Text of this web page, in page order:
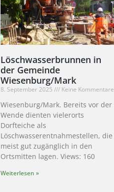
Löschwasserbrunnen in
der Gemeinde
Wiesenburg/Mark
8. September 2025 Keine Kommentare
Wiesenburg/Mark. Bereits vor der
Wende dienten vielerorts
Dorfteiche als
Löschwasserentnahmestellen, die
meist gut zugänglich in den
Ortsmitten lagen. Views: 160
Weiterlesen »